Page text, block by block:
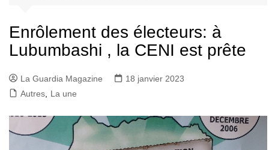
Enrôlement des électeurs: à
Lubumbashi , la CENI est prête
La Guardia Magazine
18 janvier 2023
Autres
La une